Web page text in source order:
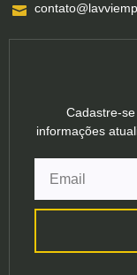
Cadastre-
informações